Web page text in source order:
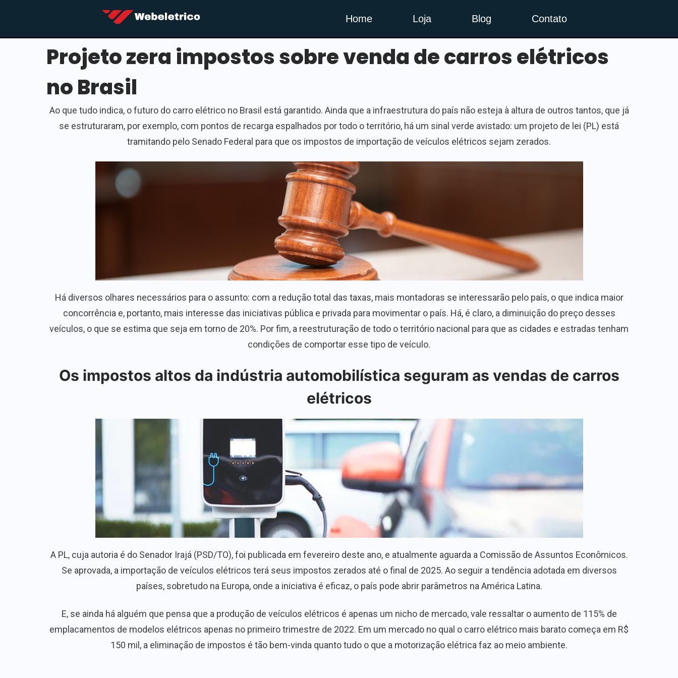
Home Loja Blog Contato
Projeto zera impostos sobre venda de carros elétricos
no Brasil
Ao que tudo indica, o futuro do carro elétrico no Brasil está garantido. Ainda que a infraestrutura do país não esteja à altura de outros tantos, que já
se estruturaram, por exemplo, com pontos de recarga espalhados por todo o território, há um sinal verde avistado: um projeto de lei (PL) está
tramitando pelo Senado Federal para que os impostos de importação de veículos elétricos sejam zerados.
Há diversos olhares necessários para o assunto: com a redução total das taxas, mais montadoras se interessarão pelo país, o que indica maior
concorrência e, portanto, mais interesse das iniciativas pública e privada para movimentar o país. Há, é claro, a diminuição do preço desses
veículos, o que se estima que seja em torno de 20%. Por fim, a reestruturação de todo o território nacional para que as cidades e estradas tenham
condições de comportar esse tipo de veículo.
Os impostos altos da indústria automobilística seguram as vendas de carros
elétricos
A PL, cuja autoria é do Senador Irajá (PSD/TO), foi publicada em fevereiro deste ano, e atualmente aguarda a Comissão de Assuntos Econômicos.
Se aprovada, a importação de veículos elétricos terá seus impostos zerados até o final de 2025. Ao seguir a tendência adotada em diversos
países, sobretudo na Europa, onde a iniciativa é eficaz, o país pode abrir parâmetros na América Latina.
E, se ainda há alguém que pensa que a produção de veículos elétricos é apenas um nicho de mercado, vale ressaltar o aumento de 115% de
emplacamentos de modelos elétricos apenas no primeiro trimestre de 2022. Em um mercado no qual o carro elétrico mais barato começa em R$
150 mil, a eliminação de impostos é tão bem-vinda quanto tudo o que a motorização elétrica faz ao meio ambiente.